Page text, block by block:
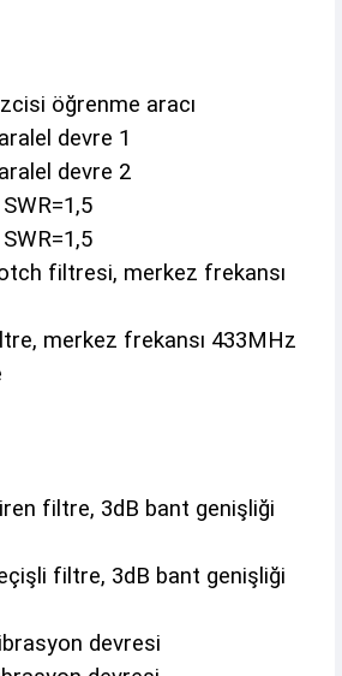
öğrenme aracı
devre 1
devre 2
filtresi, merkez frekansı
merkez frekansı 433MHz
filtre, 3dB bant genişliği
filtre, 3dB bant genişliği
devresi